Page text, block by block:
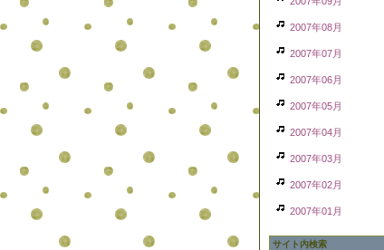
2007年08月
2007年07月
2007年06月
2007年05月
2007年04月
2007年03月
2007年02月
2007年01月
サイト内検索